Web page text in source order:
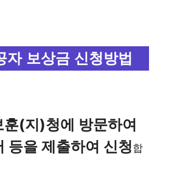
자 보상금 신청방법
훈(지)청에 방문하여
등을 제출하여 신청합